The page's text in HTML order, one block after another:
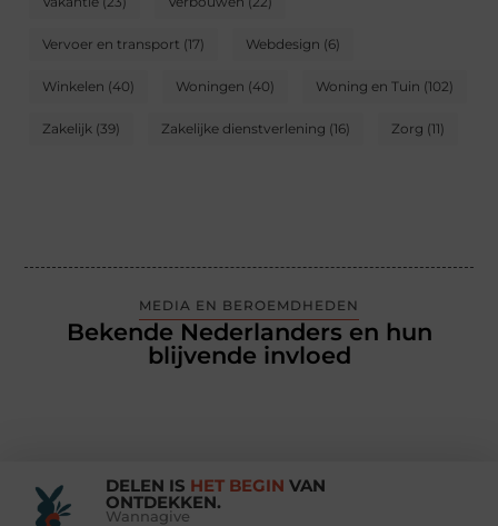
Vervoer en transport (17) Webdesign (6)
Winkelen (40) Woningen (40) Woning en Tuin (102)
Zakelijk (39) Zakelijke dienstverlening (16) Zorg (11)
MEDIA EN BEROEMDHEDEN
Bekende Nederlanders en hun
blijvende invloed
DELEN IS HET BEGIN VAN
ONTDEKKEN.
Wannagive